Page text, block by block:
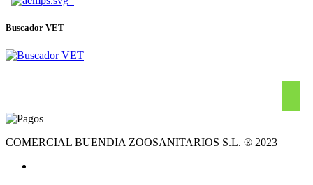
Buscador VET
COMERCIAL BUENDIA ZOOSANITARIOS S.L. ® 2023